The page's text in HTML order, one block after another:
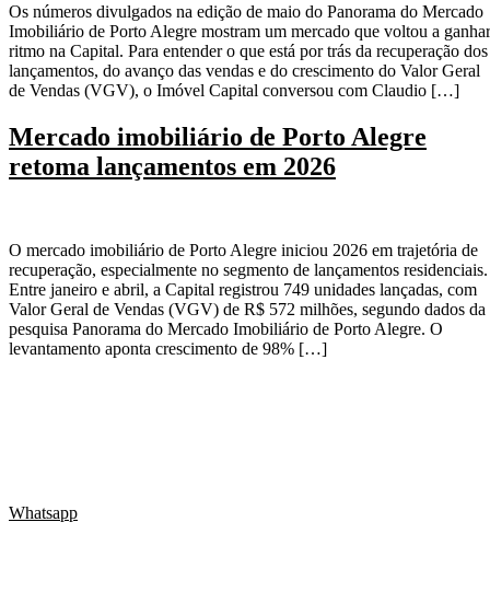
Os números divulgados na edição de maio do Panorama do Mercado
Imobiliário de Porto Alegre mostram um mercado que voltou a ganhar
ritmo na Capital. Para entender o que está por trás da recuperação dos
lançamentos, do avanço das vendas e do crescimento do Valor Geral
de Vendas (VGV), o Imóvel Capital conversou com Claudio […]
Mercado imobiliário de Porto Alegre
retoma lançamentos em 2026
O mercado imobiliário de Porto Alegre iniciou 2026 em trajetória de
recuperação, especialmente no segmento de lançamentos residenciais.
Entre janeiro e abril, a Capital registrou 749 unidades lançadas, com
Valor Geral de Vendas (VGV) de R$ 572 milhões, segundo dados da
pesquisa Panorama do Mercado Imobiliário de Porto Alegre. O
levantamento aponta crescimento de 98% […]
Whatsapp